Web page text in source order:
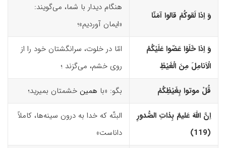
وَ اِذا لَقوکُمْ قالوا آمَنّا
هنگام دیدار با شما، می‌گویند:
«ایمان آوردیم»؛
وَ اِذا خَلَوْا عَضّوا عَلَیْکُمُ
الْاَنامِلَ مِنَ الْغَیْظِ
امّا در خلوت، سرانگشتان خود را از
روی خشم، می‌گزند ؛
قُلْ موتوا بِغَیْظِکُمْ بگو: «با همین خشمتان بمیرید؛
اِنَّ اللّهَ عَلیمٌ بِذاتِ الصُّدورِ
(119)‏
البتّه که خدا به درون سینه‌ها، کاملاً
داناست»